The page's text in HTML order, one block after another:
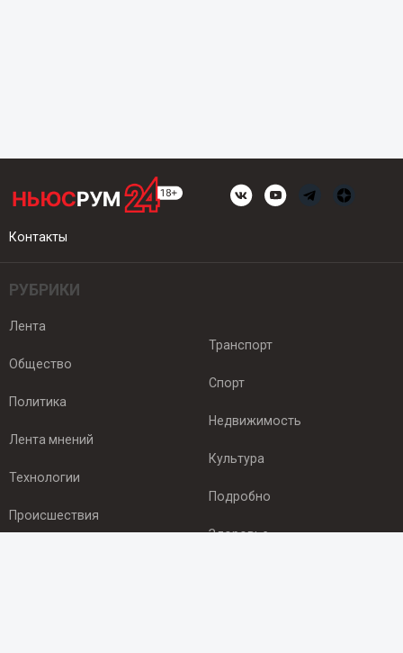
Контакты
РУБРИКИ
Лента
Общество
Политика
Лента мнений
Технологии
Происшествия
Транспорт
Спорт
Недвижимость
Культура
Подробно
Здоровье